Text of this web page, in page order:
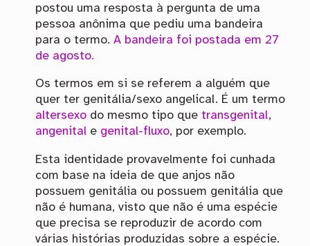
postou uma resposta à pergunta de uma
pessoa anônima que pediu uma bandeira
para o termo. A bandeira foi postada em 27
de agosto.
Os termos em si se referem a alguém que
quer ter genitália/sexo angelical. É um termo
altersexodo mesmo tipo que transgenital,
angenitale genital-fluxo, por exemplo.
Esta identidade provavelmente foi cunhada
com base na ideia de que anjos não
possuem genitália ou possuem genitália que
não é humana, visto que não é uma espécie
que precisa se reproduzir de acordo com
várias histórias produzidas sobre a espécie.